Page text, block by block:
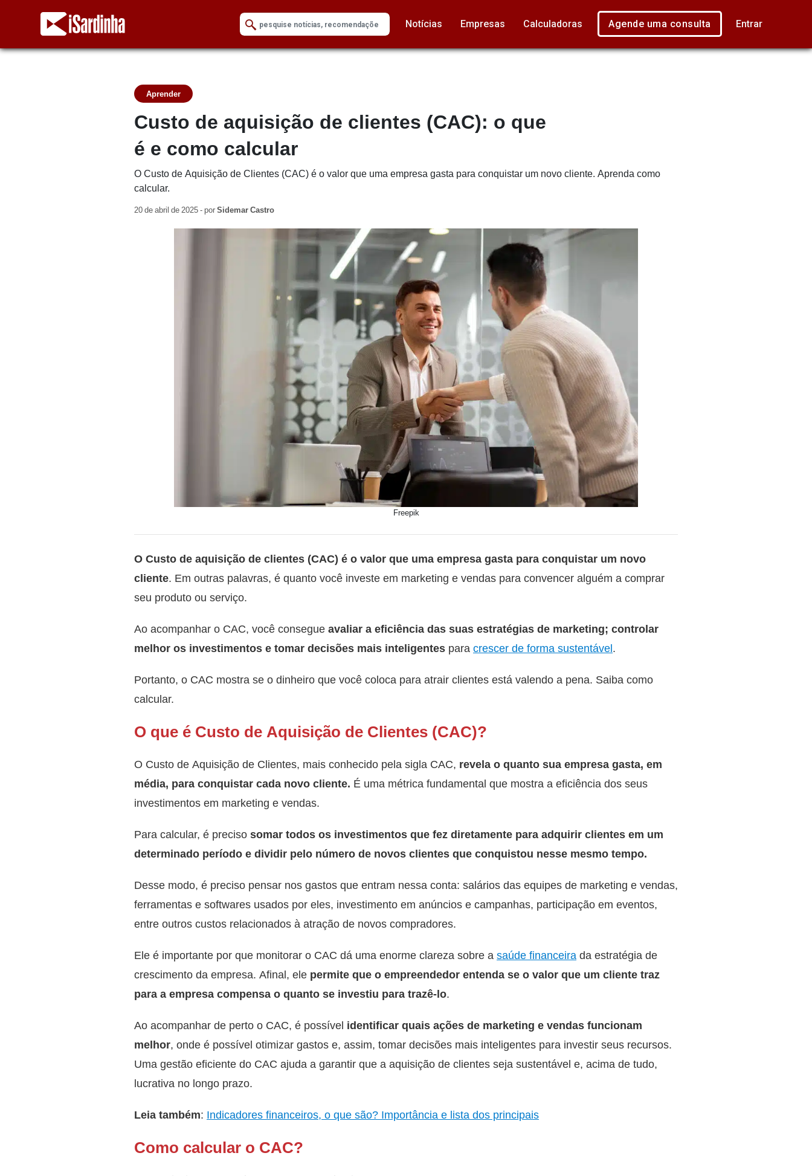
Notícias Empresas Calculadoras Agende uma consulta Entrar
Aprender
Custo de aquisição de clientes (CAC): o que
é e como calcular
O Custo de Aquisição de Clientes (CAC) é o valor que uma empresa gasta para conquistar um novo cliente. Aprenda como
calcular.
20 de abril de 2025 - porSidemar Castro
Freepik
O Custo de aquisição de clientes (CAC) é o valor que uma empresa gasta para conquistar um novo
cliente. Em outras palavras, é quanto você investe em marketing e vendas para convencer alguém a comprar
seu produto ou serviço.
Ao acompanhar o CAC, você consegue avaliar a eficiência das suas estratégias de marketing; controlar
melhor os investimentos e tomar decisões mais inteligentes para crescer de forma sustentável.
Portanto, o CAC mostra se o dinheiro que você coloca para atrair clientes está valendo a pena. Saiba como
calcular.
O que é Custo de Aquisição de Clientes (CAC)?
O Custo de Aquisição de Clientes, mais conhecido pela sigla CAC, revela o quanto sua empresa gasta, em
média, para conquistar cada novo cliente. É uma métrica fundamental que mostra a eficiência dos seus
investimentos em marketing e vendas.
Para calcular, é preciso somar todos os investimentos que fez diretamente para adquirir clientes em um
determinado período e dividir pelo número de novos clientes que conquistou nesse mesmo tempo.
Desse modo, é preciso pensar nos gastos que entram nessa conta: salários das equipes de marketing e vendas,
ferramentas e softwares usados por eles, investimento em anúncios e campanhas, participação em eventos,
entre outros custos relacionados à atração de novos compradores.
Ele é importante por que monitorar o CAC dá uma enorme clareza sobre a saúde financeira da estratégia de
crescimento da empresa. Afinal, ele permite que o empreendedor entenda se o valor que um cliente traz
para a empresa compensa o quanto se investiu para trazê-lo.
Ao acompanhar de perto o CAC, é possível identificar quais ações de marketing e vendas funcionam
melhor, onde é possível otimizar gastos e, assim, tomar decisões mais inteligentes para investir seus recursos.
Uma gestão eficiente do CAC ajuda a garantir que a aquisição de clientes seja sustentável e, acima de tudo,
lucrativa no longo prazo.
Leia também: Indicadores financeiros, o que são? Importância e lista dos principais
Como calcular o CAC?